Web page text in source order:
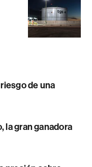
de una
la gran ganadora